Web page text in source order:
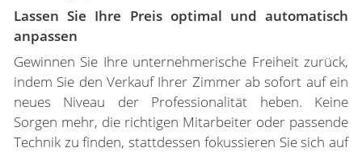
Lassen Sie Ihre Preis optimal und automatisch
anpassen
Gewinnen Sie Ihre unternehmerische Freiheit zurück,
indem Sie den Verkauf Ihrer Zimmer ab sofort auf ein
neues Niveau der Professionalität heben. Keine
Sorgen mehr, die richtigen Mitarbeiter oder passende
Technik zu finden, stattdessen fokussieren Sie sich auf